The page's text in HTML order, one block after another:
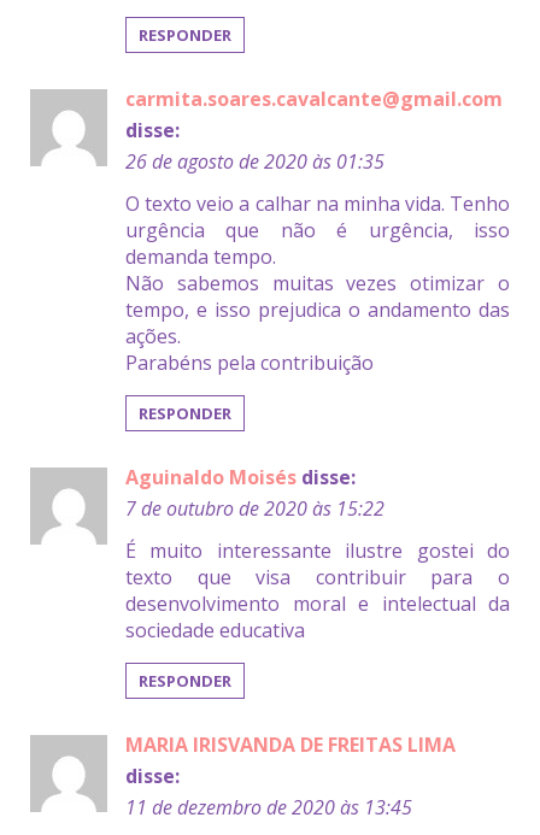
RESPONDER
carmita.soares.cavalcante@gmail.com
disse:
26 de agosto de 2020 às 01:35
O texto veio a calhar na minha vida. Tenho
urgência que não é urgência, isso
demanda tempo.
Não sabemos muitas vezes otimizar o
tempo, e isso prejudica o andamento das
ações.
Parabéns pela contribuição
RESPONDER
Aguinaldo Moisés disse:
7 de outubro de 2020 às 15:22
É muito interessante ilustre gostei do
texto que visa contribuir para o
desenvolvimento moral e intelectual da
sociedade educativa
RESPONDER
MARIA IRISVANDA DE FREITAS LIMA
disse:
11 de dezembro de 2020 às 13:45